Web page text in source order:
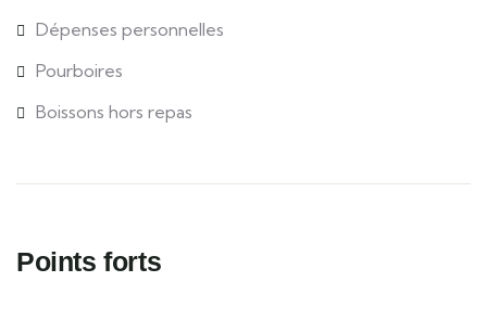
Dépenses personnelles
Pourboires
Boissons hors repas
Points forts